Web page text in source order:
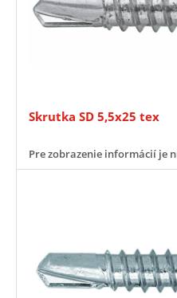
Skrutka SD 5,5x25 tex
Pre zobrazenie informácií je